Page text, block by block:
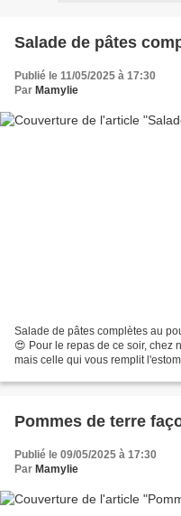
Salade de pâtes
Publié le 11/05/2025 à 17:30
Par Mamylie
Salade de pâtes complètes au
😍 Pour le repas de ce soir, chez
mais celle qui vous remplit
Pommes de terre
Publié le 09/05/2025 à 17:30
Par Mamylie